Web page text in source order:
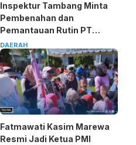
Inspektur Tambang Minta
Pembenahan dan
Pemantauan Rutin PT
Almharig
DAERAH
Fatmawati Kasim Marewa
Resmi Jadi Ketua PMI